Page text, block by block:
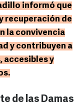
informó que
recuperación de
la convivencia
y contribuyen a
accesibles y
de las Damas